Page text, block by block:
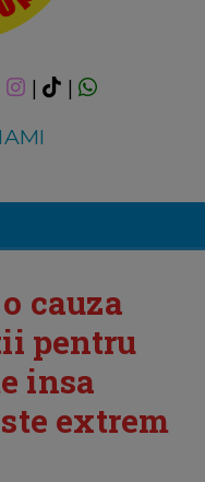
|
|
cauza
pentru
insa
extrem